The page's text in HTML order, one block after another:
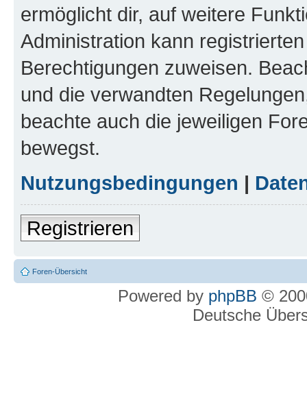
ermöglicht dir, auf weitere
Administration kann
Berechtigungen zuweisen.
und die verwandten
beachte auch die jeweiligen
bewegst.
Nutzungsbedingungen |
Registrieren
Foren-Übersicht
Powered by phpBB ©
Deutsche